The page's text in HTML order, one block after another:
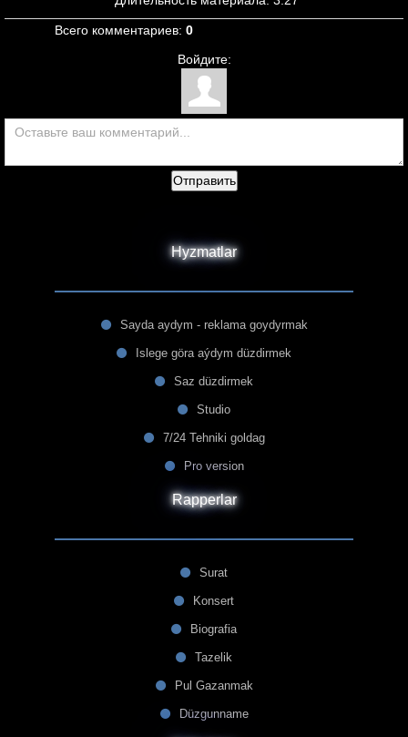
Всего комментариев: 0
Войдите:
Отправить
Hyzmatlar
Sayda aydym - reklama goydyrmak
Islege göra aýdym düzdirmek
Saz düzdirmek
Studio
7/24 Tehniki goldag
Pro version
Rapperlar
Surat
Konsert
Biografia
Tazelik
Pul Gazanmak
Düzgunname